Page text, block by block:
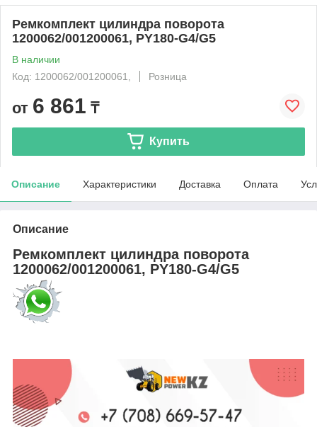
Ремкомплект цилиндра поворота
1200062/001200061, PY180-G4/G5
В наличии
Код: 1200062/001200061,
Розница
от 6 861 ₸
Купить
Описание Характеристики Доставка Оплата
Описание
Ремкомплект цилиндра поворота
1200062/001200061, PY180-G4/G5